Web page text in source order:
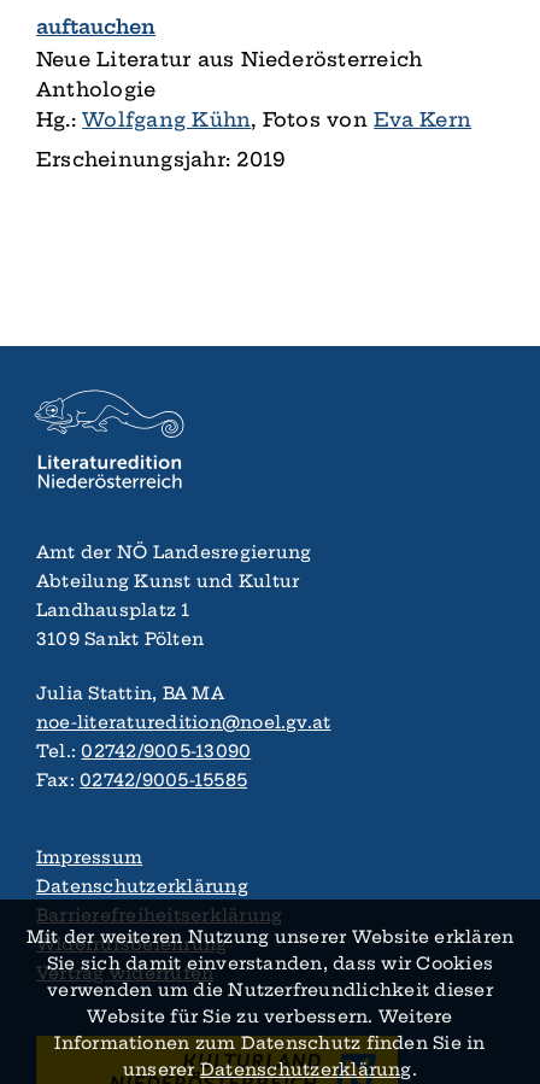
auftauchen
Neue Literatur aus Niederösterreich
Anthologie
Hg.:Wolfgang Kühn, Fotos vonEva Kern
Erscheinungsjahr: 2019
Amt der NÖ Landes­regierung
Abteilung Kunst und Kultur
Landhaus­platz 1
3109 Sankt Pölten
Julia Stattin, BA MA
noe-literaturedition@noel.gv.at
Tel.:02742/9005-13090
Fax:02742/9005-15585
Impressum
Datenschutzerklärung
Barrierefreiheitserklärung
Widerrufsbelehrung
Vertrag widerrufen
Mit der weiteren Nutzung unserer Website erklären
Sie sich damit ein­verstanden, dass wir Cookies
verwenden um die Nutzer­­freundlichkeit dieser
Website für Sie zu verbessern. Weitere
Informationen zum Daten­schutz finden Sie in
unsererDatenschutz­­erklärung.